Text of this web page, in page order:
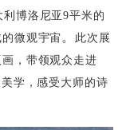
利博洛尼亚9平米的
微观宇宙 。
此次展
，带领观众走进
学，感受大师的诗